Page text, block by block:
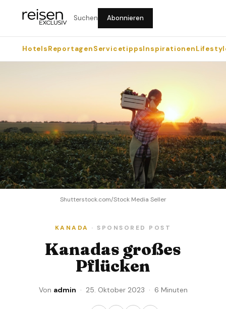
Suchen Abonnieren
HotelsReportagenServicetippsInspirationen
Shutterstock.com/Stock Media Seller
KANADA · SPONSORED POST
Kanadas großes
Pflücken
Von admin · 25. Oktober 2023 · 6 Minuten